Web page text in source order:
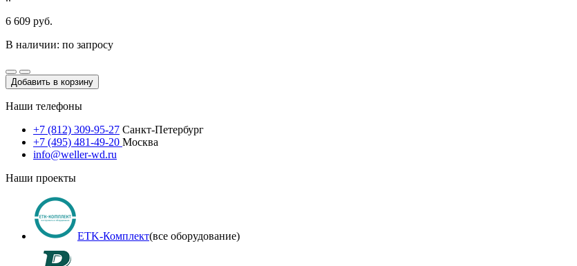
6 609 руб.
В наличии: по запросу
Добавить в корзину
Наши телефоны
+7 (812) 309-95-27 Санкт-Петербург
+7 (495) 481-49-20 Москва
info@weller-wd.ru
Наши проекты
ETK-Комплект(все оборудование)